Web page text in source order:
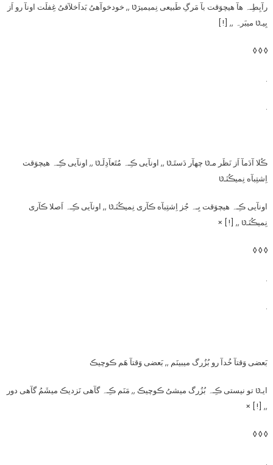
رآبِطِـہ هآ هیچوَقت بآ مَرگِ طَبیعی نِمیمیرَטּ ,, خودخوآهیُ بَداَخلآقیُ غِفلَت اونآ رو اَز
بِیـטּ میبَرہ ,, [!]
◊ ◊ ◊
.
.
ڪُلا آدَمآ اَز نَظَر مـטּ چهآر دَستَـטּ ,, اونآیی ڪِـہ مُتَعآدِلَـטּ ,, اونآیی ڪِـہ هیچوَقت
اِشتِبآه نِمیڪُنَـטּ
اونآیی ڪِـہ هیچوَقت بِـہ جُز اِشتِبآه ڪآری نِمیڪُنَـטּ ,, اونآیی ڪِـہ اَصلا ڪآری
نِمیڪُنَـטּ ,, [!] ×
◊ ◊ ◊
.
.
بَعضی وَقتآ خُدآ رو بُزُرگ میبینَم ,, بَعضی وَقتآ هَم ڪوچیڪ
ایـטּ تو نیستی ڪِـہ بُزُرگ میشیُ ڪوچیڪ ,, مَنَم ڪِـہ گآهی نَزدیڪ میشَمُ گآهی دور
,, [!] ×
◊ ◊ ◊
.